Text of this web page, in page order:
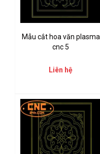
Mẫu cắt hoa văn plasma
cnc 5
Liên hệ